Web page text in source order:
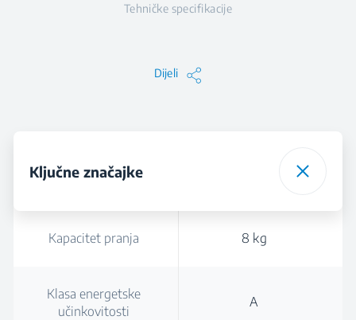
Tehničke specifikacije
Dijeli
Ključne značajke
Kapacitet pranja 8 kg
Klasa energetske
učinkovitosti
A